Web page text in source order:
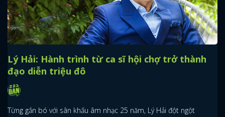
Lý Hải: Hành trình từ ca sĩ hội chợ trở thành
đạo diễn triệu đô
Từng gắn bó với sân khấu âm nhạc 25 năm, Lý Hải đột ngột